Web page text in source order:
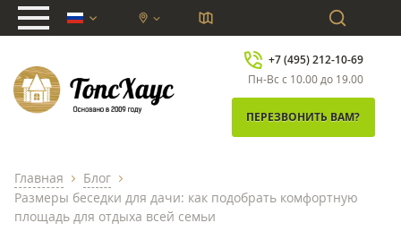
chevron_down
+7 (495) 212-10-69
Пн-Вс с 10.00 до 19.00
ПЕРЕЗВОНИТЬ ВАМ?
Главная chevron_right Блог chevron_right
Размеры беседки для дачи: как подобрать комфортную
площадь для отдыха всей семьи